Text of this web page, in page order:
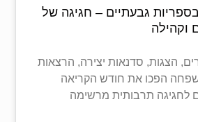
גבעתיים – חגיגה של
וקהילה
הצגות, סדנאות יצירה, הרצאות
הפכו את חודש הקריאה
לחגיגה תרבותית מרשימה